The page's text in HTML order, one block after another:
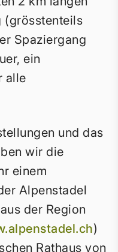
(grösstenteils
Spaziergang
ein
alle
und das
wir die
einem
Alpenstadel
der Region
)
Rathaus von